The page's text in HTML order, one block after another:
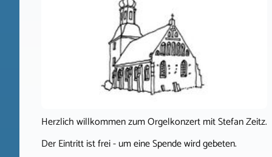
Herzlich willkommen zum Orgelkonzert mit Stefan Zeitz.
Der Eintritt ist frei - um eine Spende wird gebeten.